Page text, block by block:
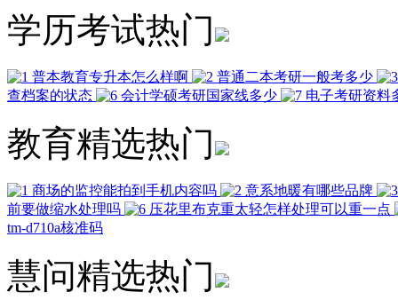
学历考试热门
普本教育专升本怎么样啊
普通二本考研一般考多少
查档案的状态
会计学硕考研国家线多少 电子考研资料
教育精选热门
商场的监控能拍到手机内容吗
意系地暖有哪些品牌
前要做缩水处理吗
压花里布克重太轻怎样处理可以重一点
tm-d710a核准码
慧问精选热门